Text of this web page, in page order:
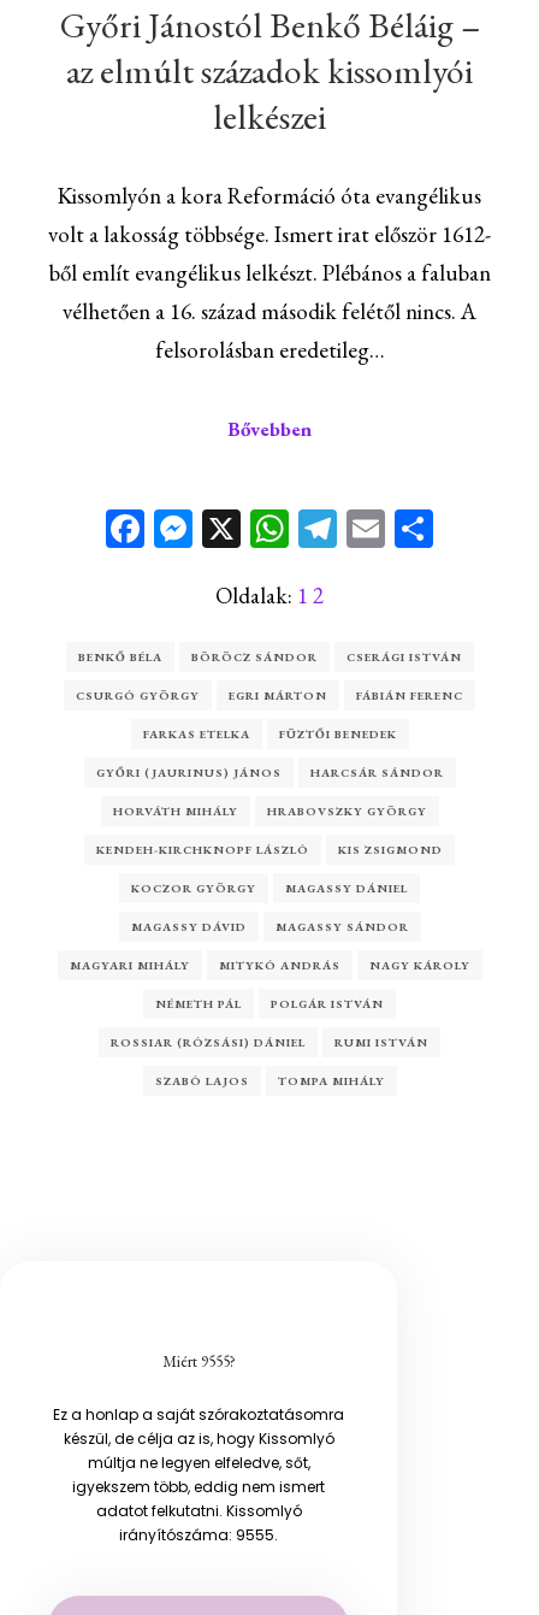
Győri Jánostól Benkő Béláig –
az elmúlt századok kissomlyói
lelkészei
Kissomlyón a kora Reformáció óta evangélikus
volt a lakosság többsége. Ismert irat először 1612-
ből említ evangélikus lelkészt. Plébános a faluban
vélhetően a 16. század második felétől nincs. A
felsorolásban eredetileg…
Bővebben
Facebook
Messenger
X WhatsApp
Telegram
Email
Oldalak: 1 2
BENKŐ BÉLA BÖRÖCZ SÁNDOR CSERÁGI ISTVÁN
CSURGÓ GYÖRGY EGRI MÁRTON FÁBIÁN FERENC
FARKAS ETELKA FÜZTŐI BENEDEK
GYŐRI (JAURINUS) JÁNOS HARCSÁR SÁNDOR
HORVÁTH MIHÁLY HRABOVSZKY GYÖRGY
KENDEH-KIRCHKNOPF LÁSZLÓ KIS ZSIGMOND
KOCZOR GYÖRGY MAGASSY DÁNIEL
MAGASSY DÁVID MAGASSY SÁNDOR
MAGYARI MIHÁLY MITYKÓ ANDRÁS NAGY KÁROLY
NÉMETH PÁL POLGÁR ISTVÁN
ROSSIAR (RÓZSÁSI) DÁNIEL RUMI ISTVÁN
SZABÓ LAJOS TOMPA MIHÁLY
Miért 9555?
Ez a honlap a saját szórakoztatásomra
készül, de célja az is, hogy Kissomlyó
múltja ne legyen elfeledve, sőt,
igyekszem több, eddig nem ismert
adatot felkutatni. Kissomlyó
irányítószáma: 9555.